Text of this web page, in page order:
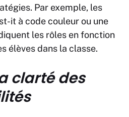
Par exemple, les
it à code couleur ou une
les rôles en fonction
élèves dans la classe.
clarté des